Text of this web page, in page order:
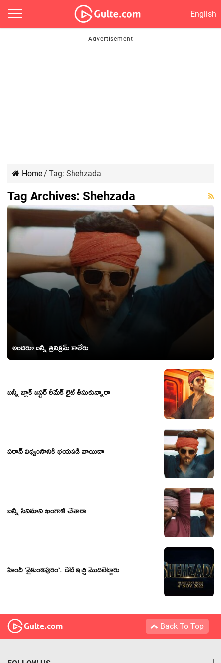
English
Home/ Tag: Shehzada
Tag Archives: Shehzada
అందరూ బన్నీ త్రివిక్రమ్ కాలేరు
బన్నీ బ్లాక్ బస్టర్ రీమేక్ లైట్ తీసుకున్నారా
ప‌ఠాన్ విధ్వంసానికి భ‌య‌ప‌డి వాయిదా
బన్నీ సినిమాని ఖంగాళీ చేశారా
హిందీ ‘వైకుంఠపురం’.. డేట్ ఇచ్చి మొదలెట్టారు
Back To Top